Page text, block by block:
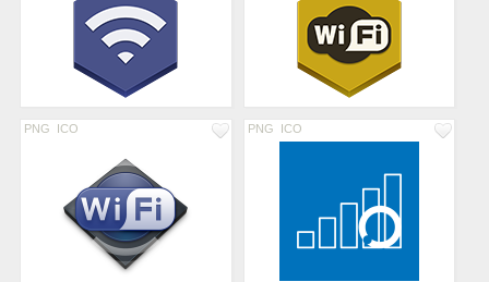
PNG ICO PNG ICO